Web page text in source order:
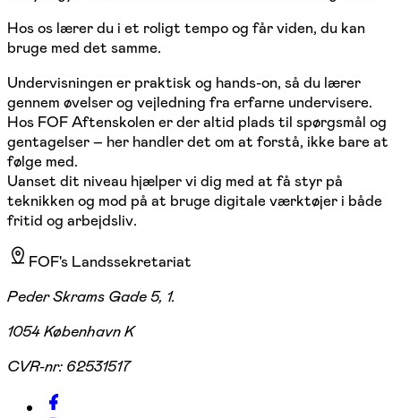
Hos os lærer du i et roligt tempo og får viden, du kan
bruge med det samme.
Undervisningen er praktisk og hands-on, så du lærer
gennem øvelser og vejledning fra erfarne undervisere.
Hos FOF Aftenskolen er der altid plads til spørgsmål og
gentagelser – her handler det om at forstå, ikke bare at
følge med.
Uanset dit niveau hjælper vi dig med at få styr på
teknikken og mod på at bruge digitale værktøjer i både
fritid og arbejdsliv.
FOF's Landssekretariat
Peder Skrams Gade 5, 1.
1054 København K
CVR-nr: 62531517